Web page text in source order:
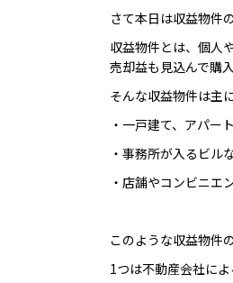
さて本日は収益物件
収益物件とは、個人
売却益も見込んで購
そんな収益物件は主
・一戸建て、アパー
・事務所が入るビル
・店舗やコンビニエ
このような収益物件
1つは不動産会社に